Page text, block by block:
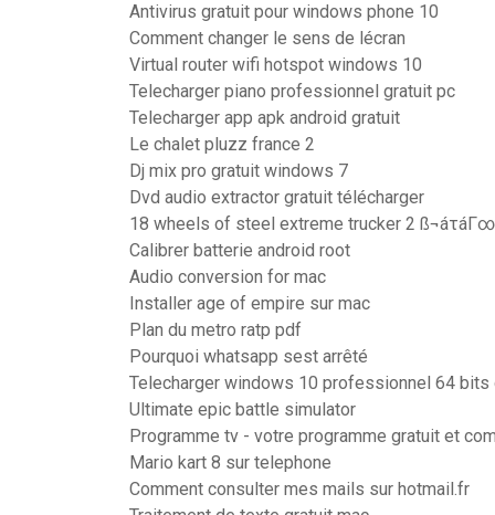
Antivirus gratuit pour windows phone 10
Comment changer le sens de lécran
Virtual router wifi hotspot windows 10
Telecharger piano professionnel gratuit pc
Telecharger app apk android gratuit
Le chalet pluzz france 2
Dj mix pro gratuit windows 7
Dvd audio extractor gratuit télécharger
18 wheels of steel extreme trucker 2 ß¬áτáΓ∞
Calibrer batterie android root
Audio conversion for mac
Installer age of empire sur mac
Plan du metro ratp pdf
Pourquoi whatsapp sest arrêté
Telecharger windows 10 professionnel 64
Ultimate epic battle simulator
Programme tv - votre programme gratuit et
Mario kart 8 sur telephone
Comment consulter mes mails sur hotmail.fr